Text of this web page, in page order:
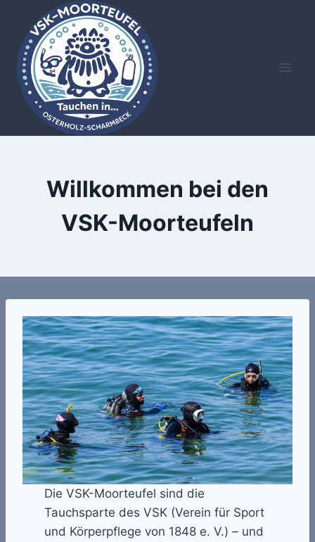
Inhalt
springen
Willkommen bei den
VSK-Moorteufeln
Die VSK-Moorteufel sind die
Tauchsparte des VSK (Verein für Sport
und Körperpflege von 1848 e. V.) – und